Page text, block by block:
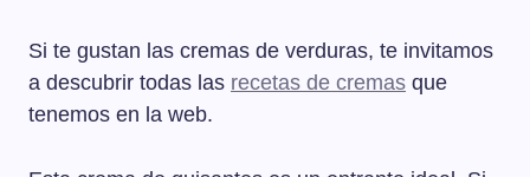
Si te gustan las cremas de verduras, te invitamos
a descubrir todas las recetas de cremas que
tenemos en la web.